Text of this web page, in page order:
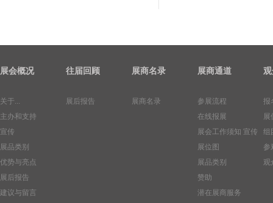
展会概况
关于...
主办和支持
宣传
展品类别
优势与亮点
展后报告
建议与留言
往届回顾
展后报告
展商名录
展商名录
展商通道
参展流程
在线报展
展会工作须知 宣传
展位图
展品类别
赞助
潜在展商服务
报
展
组
参
观